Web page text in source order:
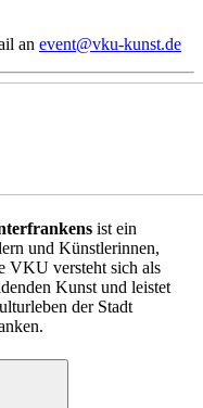
an event@vku-kunst.de
ist ein
und Künstlerinnen,
VKU versteht sich als
Kunst und leistet
der Stadt